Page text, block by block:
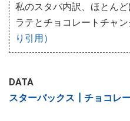
私のスタバ内訳、ほとん
ラテとチョコレートチャ
り引用）
DATA
スターバックス┃チョコレ